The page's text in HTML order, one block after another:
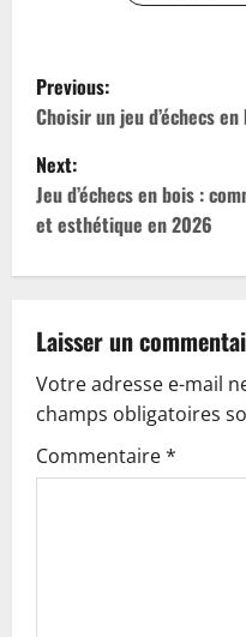
P
o
s
t
n
a
v
i
g
Previous:
Choisir un jeu d’échecs
Next:
Jeu d’échecs en bois :
et esthétique en 2026
Laisser un
Votre adresse e-mail
champs obligatoires
Commentaire*